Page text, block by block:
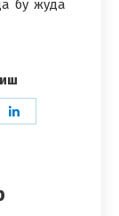
бу жуда